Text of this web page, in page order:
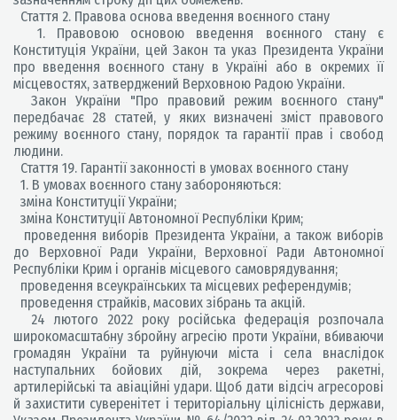
Стаття 2. Правова основа введення воєнного стану
1. Правовою основою введення воєнного стану є
Конституція України, цей Закон та указ Президента України
про введення воєнного стану в Україні або в окремих її
місцевостях, затверджений Верховною Радою України.
Закон України "Про правовий режим воєнного стану"
передбачає 28 статей, у яких визначені зміст правового
режиму воєнного стану, порядок та гарантії прав і свобод
людини.
Стаття 19. Гарантії законності в умовах воєнного стану
1. В умовах воєнного стану забороняються:
зміна Конституції України;
зміна Конституції Автономної Республіки Крим;
проведення виборів Президента України, а також виборів
до Верховної Ради України, Верховної Ради Автономної
Республіки Крим і органів місцевого самоврядування;
проведення всеукраїнських та місцевих референдумів;
проведення страйків, масових зібрань та акцій.
24 лютого 2022 року російська федерація розпочала
широкомасштабну збройну агресію проти України, вбиваючи
громадян України та руйнуючи міста і села внаслідок
наступальних бойових дій, зокрема через ракетні,
артилерійські та авіаційні удари. Щоб дати відсіч агресорові
й захистити суверенітет і територіальну цілісність держави,